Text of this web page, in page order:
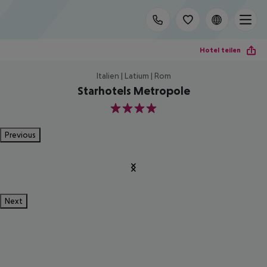
Hotel teilen
Italien | Latium | Rom
Starhotels Metropole
4
Previous
Next